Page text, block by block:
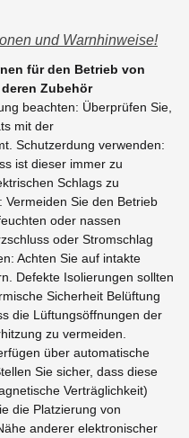
und Warnhinweise!
für den Betrieb von
Zubehör
beachten: Überprüfen Sie,
mit der
Schutzerdung verwenden:
ist dieser immer zu
Schlags zu
Vermeiden Sie den Betrieb
oder nassen
oder Stromschlag
Achten Sie auf intakte
Defekte Isolierungen sollten
Sicherheit Belüftung
die Lüftungsöffnungen der
zu vermeiden.
über automatische
Sie sicher, dass diese
Verträglichkeit)
die Platzierung von
anderer elektronischer